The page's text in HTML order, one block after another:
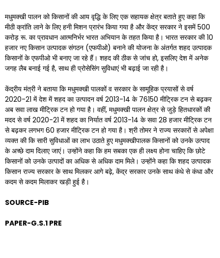
मधुमक्खी पालन को किसानों की आय वृद्धि के लिए एक सहायक क्षेत्र बताते हुए कहा कि
मीठी क्रांति लाने के लिए हनी मिशन प्रारंभ किया गया है और केंद्र सरकार ने इसमें 500
करोड़ रू. का प्रावधान आत्मनिर्भर भारत अभियान के तहत किया है। भारत सरकार की 10
हजार नए किसान उत्पादक संगठन (एफपीओ) बनाने की योजना के अंतर्गत शहद उत्पादक
किसानों के एफपीओ भी बनाए जा रहे हैं। शहद की ठीक से जांच हो, इसलिए देश में अनेक
जगह लैब बनाई गई है, साथ ही प्रोसेसिंग सुविधाएं भी बढ़ाई जा रही है।
केंद्रीय मंत्री ने बताया कि मधुमक्खी पालकों व सरकार के सामूहिक प्रयासों से वर्ष
2020-21 में देश में शहद का उत्पादन वर्ष 2013-14 के 76150 मीट्रिक टन से बढ़कर
अब सवा लाख मीट्रिक टन हो गया है। वहीं, मधुमक्खी पालन क्षेत्र से जुड़े हितधारकों की
मदद से वर्ष 2020-21 में शहद का निर्यात वर्ष 2013-14 के सवा 28 हजार मीट्रिक टन
से बढ़कर लगभग 60 हजार मीट्रिक टन हो गया है। श्री तोमर ने राज्य सरकारों से अपेक्षा
व्यक्त की कि सारी सुविधाओं का लाभ उठाते हुए मधुमक्खीपालक किसानों को उनके उत्पाद
के अच्छे दाम दिलाए जाएं। उन्होंने कहा कि हम सबका एक ही लक्ष्य होना चाहिए कि छोटे
किसानों को उनके उत्पादों का अधिक से अधिक दाम मिले। उन्होंने कहा कि शहद उत्पादक
किसान राज्य सरकार के साथ मिलकर आगे बढ़े, केंद्र सरकार उनके साथ कंधे से कंधा और
कदम से कदम मिलाकर खड़ी हुई है।
SOURCE-PIB
PAPER-G.S.1 PRE